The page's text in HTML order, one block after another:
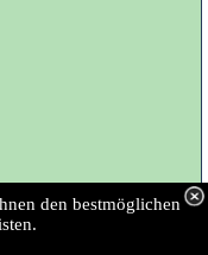
den bestmöglichen